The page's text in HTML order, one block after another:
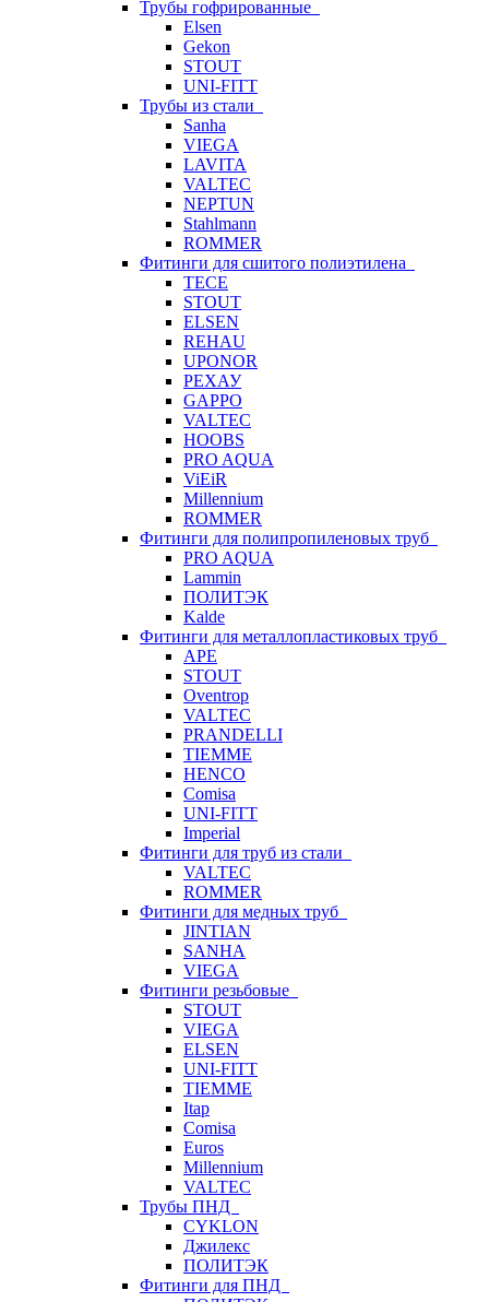
Трубы гофрированные
Elsen
Gekon
STOUT
UNI-FITT
Трубы из стали
Sanha
VIEGA
LAVITA
VALTEC
NEPTUN
Stahlmann
ROMMER
Фитинги для сшитого полиэтилена
TECE
STOUT
ELSEN
REHAU
UPONOR
РЕХАУ
GAPPO
VALTEC
HOOBS
PRO AQUA
ViEiR
Millennium
ROMMER
Фитинги для полипропиленовых труб
PRO AQUA
Lammin
ПОЛИТЭК
Kalde
Фитинги для металлопластиковых труб
APE
STOUT
Oventrop
VALTEC
PRANDELLI
TIEMME
HENCO
Comisa
UNI-FITT
Imperial
Фитинги для труб из стали
VALTEC
ROMMER
Фитинги для медных труб
JINTIAN
SANHA
VIEGA
Фитинги резьбовые
STOUT
VIEGA
ELSEN
UNI-FITT
TIEMME
Itap
Comisa
Euros
Millennium
VALTEC
Трубы ПНД
CYKLON
Джилекс
ПОЛИТЭК
Фитинги для ПНД